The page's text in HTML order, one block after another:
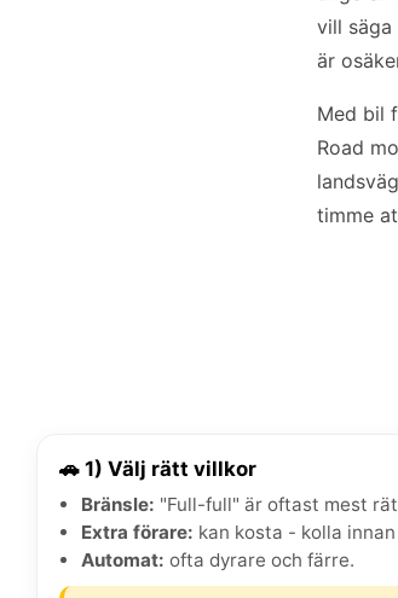
vill säga
är
Med bil
Road
timme
🚗 1) Välj rätt villkor
Bränsle: "Full-full" är oftast mest
Extra förare: kan kosta - kolla
Automat: ofta dyrare och färre.